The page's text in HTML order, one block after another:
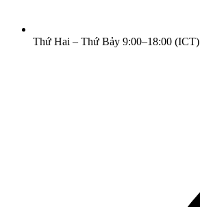
Thứ Hai – Thứ Bảy 9:00–18:00 (ICT)